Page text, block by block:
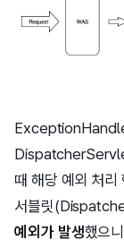
때 해당 예외 처리
서블릿
예외가 발생했으